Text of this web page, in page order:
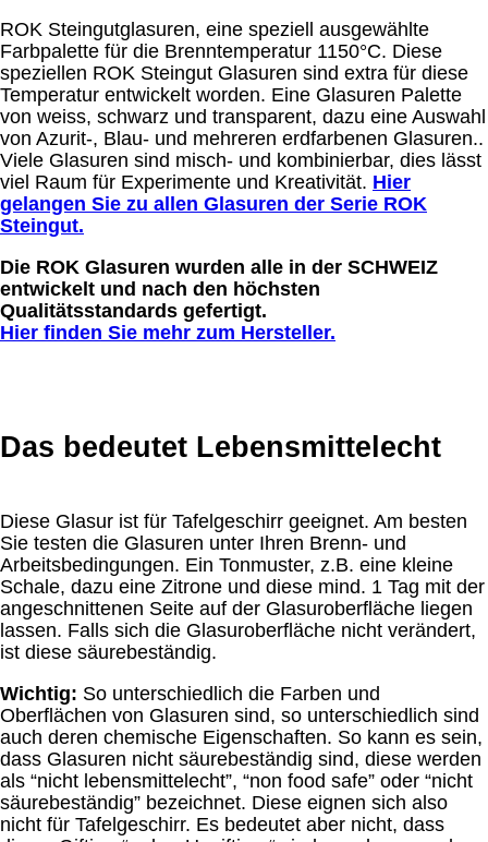
ROK Steingutglasuren, eine speziell ausgewählte
Farbpalette für die Brenntemperatur 1150°C. Diese
speziellen ROK Steingut Glasuren sind extra für diese
Temperatur entwickelt worden. Eine Glasuren Palette
von weiss, schwarz und transparent, dazu eine Auswahl
von Azurit-, Blau- und mehreren erdfarbenen Glasuren..
Viele Glasuren sind misch- und kombinierbar, dies lässt
viel Raum für Experimente und Kreativität. Hier
gelangen Sie zu allen Glasuren der Serie ROK
Steingut.
Die ROK Glasuren wurden alle in der SCHWEIZ
entwickelt und nach den höchsten
Qualitätsstandards gefertigt.
Hier finden Sie mehr zum Hersteller.
Das bedeutet Lebensmittelecht
Diese Glasur ist für Tafelgeschirr geeignet. Am besten
Sie testen die Glasuren unter Ihren Brenn- und
Arbeitsbedingungen. Ein Tonmuster, z.B. eine kleine
Schale, dazu eine Zitrone und diese mind. 1 Tag mit der
angeschnittenen Seite auf der Glasuroberfläche liegen
lassen. Falls sich die Glasuroberfläche nicht verändert,
ist diese säurebeständig.
Wichtig: So unterschiedlich die Farben und
Oberflächen von Glasuren sind, so unterschiedlich sind
auch deren chemische Eigenschaften. So kann es sein,
dass Glasuren nicht säurebeständig sind, diese werden
als “nicht lebensmittelecht”, “non food safe” oder “nicht
säurebeständig” bezeichnet. Diese eignen sich also
nicht für Tafelgeschirr. Es bedeutet aber nicht, dass